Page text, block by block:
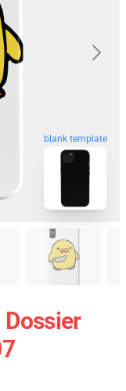
blank template
Dossier